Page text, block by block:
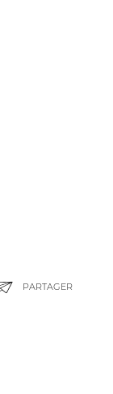
PARTAGER